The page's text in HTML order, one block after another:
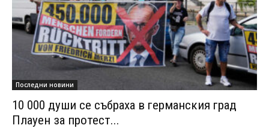
Последни новини
10 000 души се събраха в германския град
Плауен за протест...